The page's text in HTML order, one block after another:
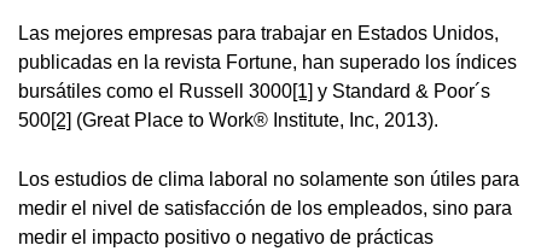
Las mejores empresas para trabajar en Estados Unidos,
publicadas en la revista Fortune, han superado los índices
bursátiles como el Russell 3000[1] y Standard & Poor´s
500[2] (Great Place to Work® Institute, Inc, 2013).
Los estudios de clima laboral no solamente son útiles para
medir el nivel de satisfacción de los empleados, sino para
medir el impacto positivo o negativo de prácticas